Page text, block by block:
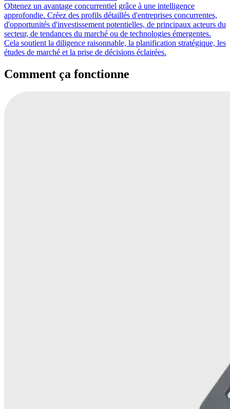
Obtenez un avantage concurrentiel grâce à une intelligence
approfondie. Créez des profils détaillés d'entreprises concurrentes,
d'opportunités d'investissement potentielles, de principaux acteurs du
secteur, de tendances du marché ou de technologies émergentes.
Cela soutient la diligence raisonnable, la planification stratégique, les
études de marché et la prise de décisions éclairées.
Comment ça fonctionne